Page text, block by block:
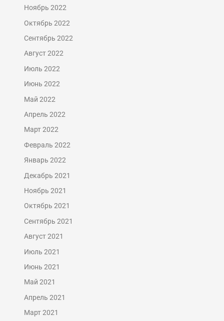
Ноябрь 2022
Октябрь 2022
Сентябрь 2022
Август 2022
Июль 2022
Июнь 2022
Май 2022
Апрель 2022
Март 2022
Февраль 2022
Январь 2022
Декабрь 2021
Ноябрь 2021
Октябрь 2021
Сентябрь 2021
Август 2021
Июль 2021
Июнь 2021
Май 2021
Апрель 2021
Март 2021